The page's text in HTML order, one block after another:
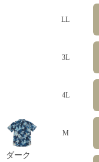
LL
3L
4L
ダーク
M